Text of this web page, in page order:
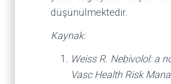
düşünülmektedir.
Kaynak:
Weiss R. Nebivolol: a
Vasc Health Risk